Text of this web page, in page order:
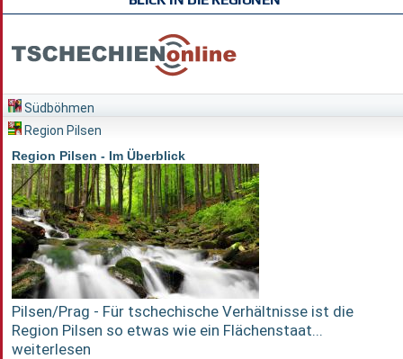
Südböhmen
Region Pilsen
Region Pilsen - Im Überblick
Pilsen/Prag - Für tschechische Verhältnisse ist die
Region Pilsen so etwas wie ein Flächenstaat...
weiterlesen